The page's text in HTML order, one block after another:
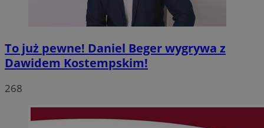
To już pewne! Daniel Beger wygrywa z
Dawidem Kostempskim!
268